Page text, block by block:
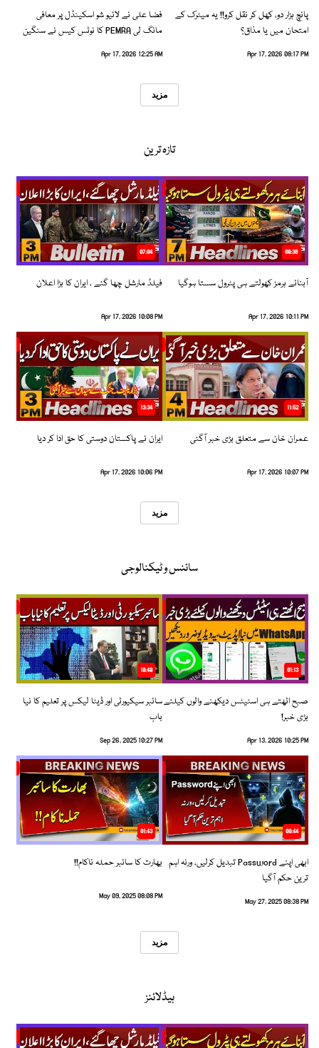
پانچ ہزار دو، کھل کر نقل کرو!! یہ میٹرک کے
امتحان میں یا مذاق؟
Apr 17, 2026 08:17 PM
فضا علی نے لائیو شو اسکینڈل پر معافی
مانگ لی PEMRA کا نوٹس کیس نے سنگین
Apr 17, 2026 12:25 AM
مزید
تازہ ترین
08:36
آبنائے ہرمز کھولتے ہی پٹرول سستا ہوگیا
Apr 17, 2026 10:11 PM
07:04
فیلڈ مارشل چھا گئے ، ایران کا بڑا اعلان
Apr 17, 2026 10:08 PM
11:52
عمران خان سے متعلق بڑی خبر آگئی
Apr 17, 2026 10:07 PM
13:34
ایران نے پاکستان دوستی کا حق ادا کر دیا
Apr 17, 2026 10:06 PM
مزید
سائنس و ٹیکنالوجی
01:13
صبح اٹھتے ہی اسٹیٹس دیکھنے والوں کیلئے
بڑی خبر!
Apr 13, 2026 10:25 PM
10:48
سائبر سیکیورٹی اور ڈیٹا لیکس پر تعلیم کا نیا
باب
Sep 26, 2025 10:27 PM
00:44
ابھی اپنے Password تبدیل کرلیں، ورنہ اہم
ترین حکم آگیا
May 27, 2025 08:38 PM
01:43
بھارت کا سائبر حملہ ناکام!!
May 09, 2025 08:08 PM
مزید
ہیڈلائنز